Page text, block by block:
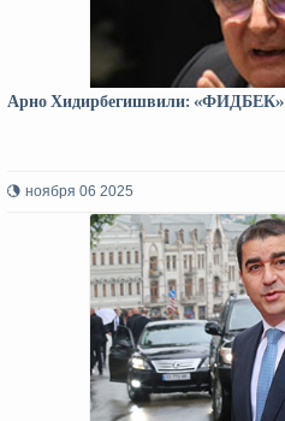
Арно Хидирбегишвили: «ФИДБЕК»
ноября 06 2025